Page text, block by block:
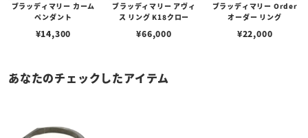
ブラッディマリー カーム
ペンダント
¥14,300
ブラッディマリー アヴィ
ス リング K18クロー
¥66,000
ブラッディマリー Order
オーダー リング
¥22,000
あなたのチェックしたアイテム